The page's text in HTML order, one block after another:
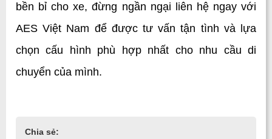
bền bỉ cho xe, đừng ngần ngại liên hệ ngay với
AES Việt Nam để được tư vấn tận tình và lựa
chọn cấu hình phù hợp nhất cho nhu cầu di
chuyển của mình.
Chia sẻ: